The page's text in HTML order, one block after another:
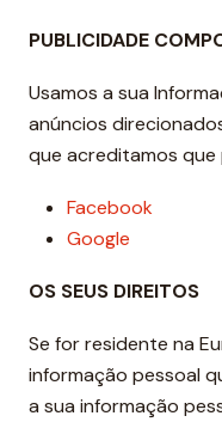
PUBLICIDADE
Usamos a sua
anúncios
que acreditamos que
Facebook
Google
OS SEUS DIREITOS
Se for residente na
informação pessoal
a sua informação